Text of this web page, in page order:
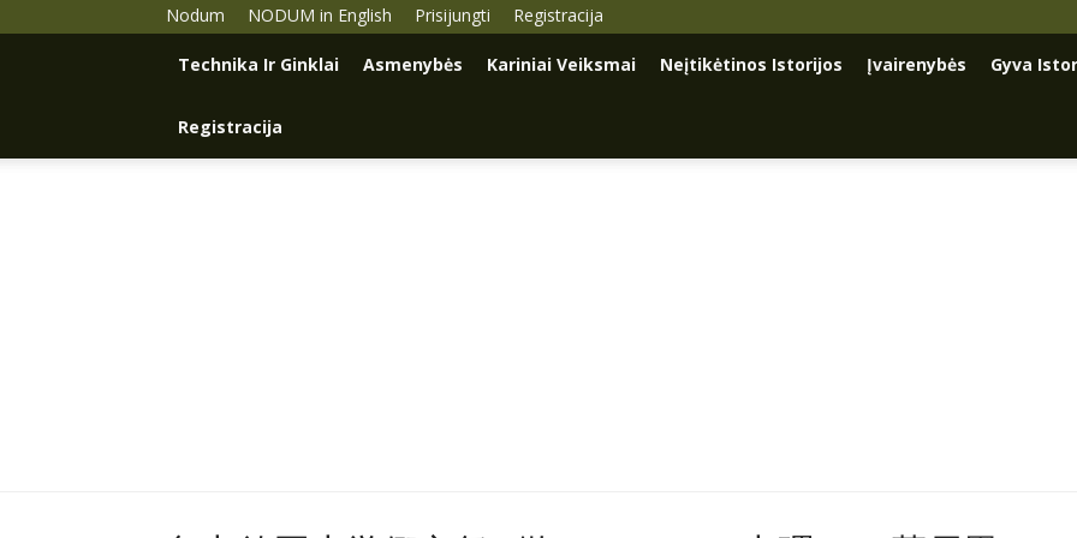
Nodum NODUM in English Prisijungti Registracija
Technika Ir Ginklai Asmenybės Kariniai Veiksmai Neįtikėtinos Istorijos Įvairenybės Gyva
Registracija